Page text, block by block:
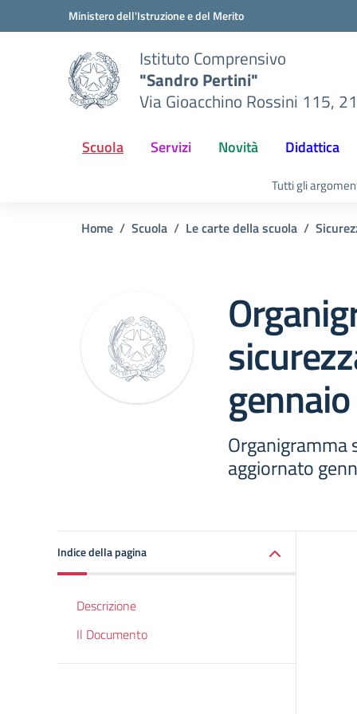
Vai ai contenuti
Vai al menu di navigazioneMinistero dell'Istruzione e del Merito
Istituto Comprensivo
"Sandro Pertini"
Via Gioacchino Rossini 115,
Scuola Servizi Novità Didattica
Tutti gli
Home Scuola Le carte della scuola
Organigramma
aggiornato
Indice della pagina
Descrizione
Il Documento